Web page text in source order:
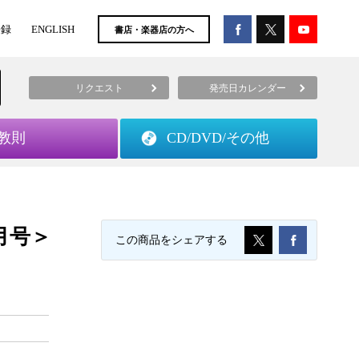
ENGLISH 書店・楽器店の方へ
リクエスト 発売日カレンダー
則 CD/DVD/その他
号＞ この商品をシェアする